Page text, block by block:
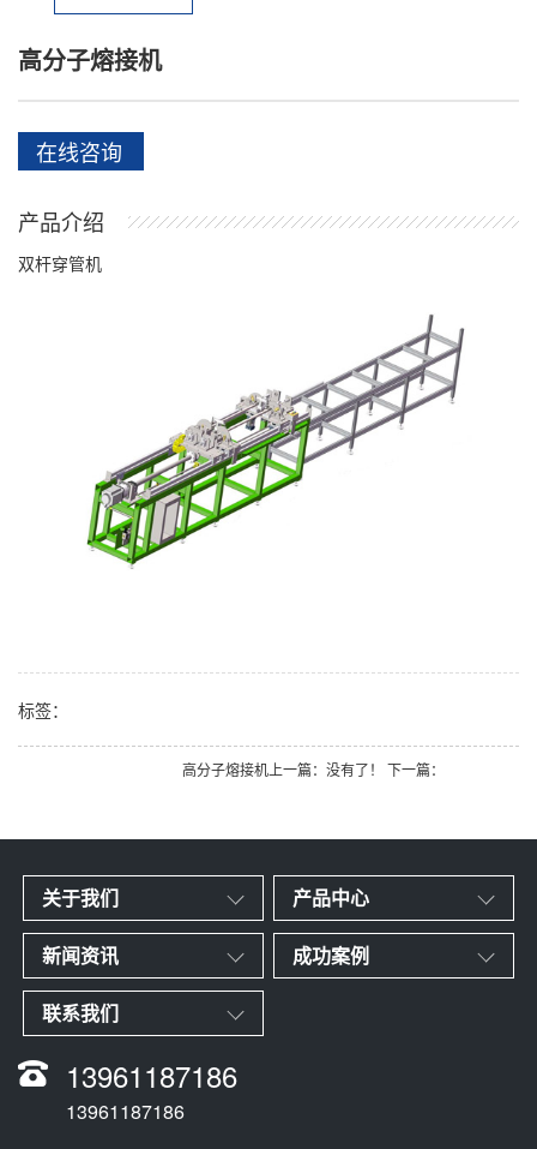
高分子熔接机
在线咨询
产品介绍
双杆穿管机
标签：
上一篇：没有了！ 下一篇：
高分子熔接机
关于我们 产品中心
新闻资讯 成功案例
联系我们
13961187186
13961187186